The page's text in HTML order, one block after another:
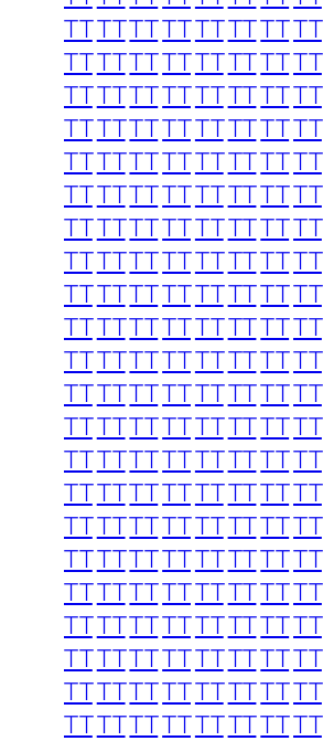
TTTTTTTTTTTTTTTT
TTTTTTTTTTTTTTTT
TTTTTTTTTTTTTTTT
TTTTTTTTTTTTTTTT
TTTTTTTTTTTTTTTT
TTTTTTTTTTTTTTTT
TTTTTTTTTTTTTTTT
TTTTTTTTTTTTTTTT
TTTTTTTTTTTTTTTT
TTTTTTTTTTTTTTTT
TTTTTTTTTTTTTTTT
TTTTTTTTTTTTTTTT
TTTTTTTTTTTTTTTT
TTTTTTTTTTTTTTTT
TTTTTTTTTTTTTTTT
TTTTTTTTTTTTTTTT
TTTTTTTTTTTTTTTT
TTTTTTTTTTTTTTTT
TTTTTTTTTTTTTTTT
TTTTTTTTTTTTTTTT
TTTTTTTTTTTTTTTT
TTTTTTTTTTTTTTTT